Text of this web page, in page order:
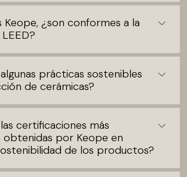
Keope, ¿son conformes a la
prácticas sostenibles
de cerámicas?
certificaciones más
por Keope en
de los productos?